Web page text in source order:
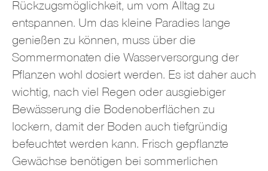
Rückzugsmöglichkeit, um vom Alltag zu
entspannen. Um das kleine Paradies lange
genießen zu können, muss über die
Sommermonaten die Wasserversorgung der
Pflanzen wohl dosiert werden. Es ist daher auch
wichtig, nach viel Regen oder ausgiebiger
Bewässerung die Bodenoberflächen zu
lockern, damit der Boden auch tiefgründig
befeuchtet werden kann. Frisch gepflanzte
Gewächse benötigen bei sommerlichen